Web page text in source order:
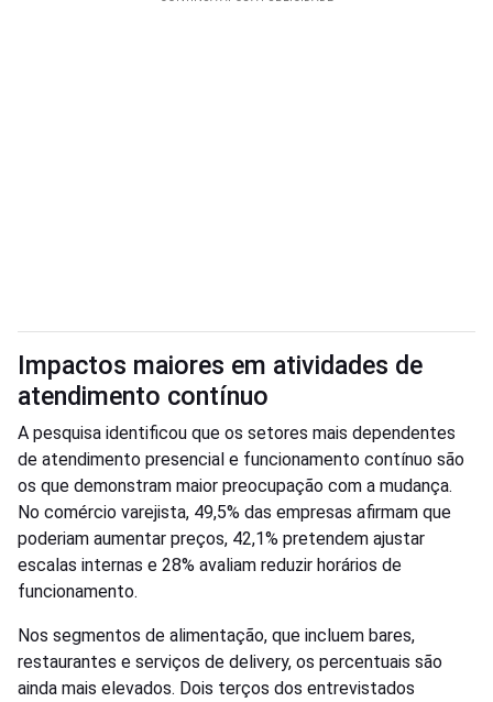
Impactos maiores em atividades de
atendimento contínuo
A pesquisa identificou que os setores mais dependentes
de atendimento presencial e funcionamento contínuo são
os que demonstram maior preocupação com a mudança.
No comércio varejista, 49,5% das empresas afirmam que
poderiam aumentar preços, 42,1% pretendem ajustar
escalas internas e 28% avaliam reduzir horários de
funcionamento.
Nos segmentos de alimentação, que incluem bares,
restaurantes e serviços de delivery, os percentuais são
ainda mais elevados. Dois terços dos entrevistados